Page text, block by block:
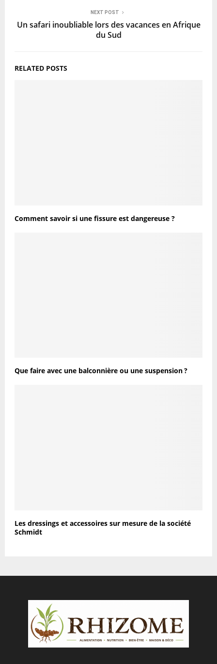
NEXT POST
Un safari inoubliable lors des vacances en Afrique
du Sud
RELATED POSTS
Comment savoir si une fissure est dangereuse ?
Que faire avec une balconnière ou une suspension ?
Les dressings et accessoires sur mesure de la société
Schmidt